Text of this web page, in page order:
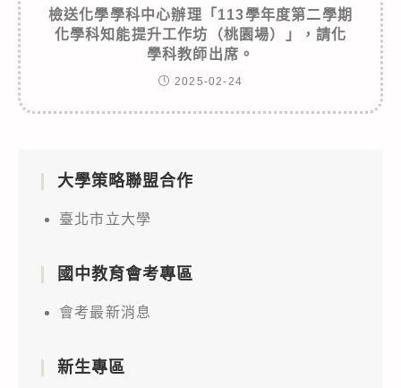
檢送化學學科中心辦理「113學年度第二學期
化學科知能提升工作坊（桃園場）」，請化
學科教師出席。
2025-02-24
大學策略聯盟合作
臺北市立大學
國中教育會考專區
會考最新消息
新生專區